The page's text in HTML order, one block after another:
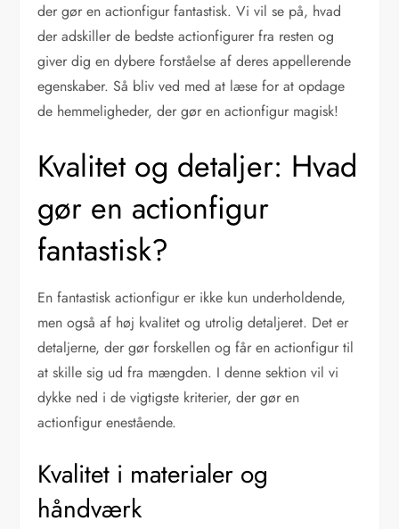
der gør en actionfigur fantastisk. Vi vil se på, hvad
der adskiller de bedste actionfigurer fra resten og
giver dig en dybere forståelse af deres appellerende
egenskaber. Så bliv ved med at læse for at opdage
de hemmeligheder, der gør en actionfigur magisk!
Kvalitet og detaljer: Hvad
gør en actionfigur
fantastisk?
En fantastisk actionfigur er ikke kun underholdende,
men også af høj kvalitet og utrolig detaljeret. Det er
detaljerne, der gør forskellen og får en actionfigur til
at skille sig ud fra mængden. I denne sektion vil vi
dykke ned i de vigtigste kriterier, der gør en
actionfigur enestående.
Kvalitet i materialer og
håndværk